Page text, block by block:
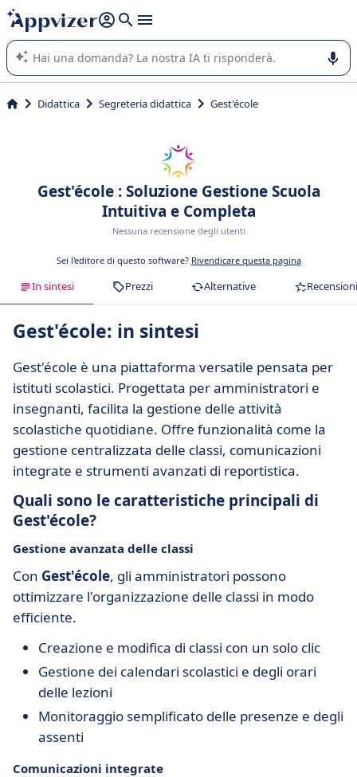
righe con
shift + enter
L'IA di Appvizer vi guida nell'utilizzo o nella scelta di un
software SaaS per la vostra azienda.
Didattica Segreteria didattica Gest'école
Gest'école : Soluzione Gestione Scuola
Intuitiva e Completa
Nessuna recensione degli utenti
Sei l'editore di questo software? Rivendicare questa pagina
In sintesi Prezzi Alternative Recensioni
Gest'école: in sintesi
Gest'école è una piattaforma versatile pensata per
istituti scolastici. Progettata per amministratori e
insegnanti, facilita la gestione delle attività
scolastiche quotidiane. Offre funzionalità come la
gestione centralizzata delle classi, comunicazioni
integrate e strumenti avanzati di reportistica.
Quali sono le caratteristiche principali di
Gest'école?
Gestione avanzata delle classi
Con Gest'école, gli amministratori possono
ottimizzare l'organizzazione delle classi in modo
efficiente.
Creazione e modifica di classi con un solo clic
Gestione dei calendari scolastici e degli orari
delle lezioni
Monitoraggio semplificato delle presenze e degli
assenti
Comunicazioni integrate